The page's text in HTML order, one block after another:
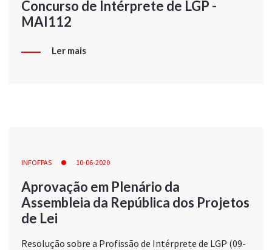
Concurso de Intérprete de LGP -
MAI112
Ler mais
INFOFPAS 10-06-2020
Aprovação em Plenário da
Assembleia da República dos Projetos
de Lei
Resolução sobre a Profissão de Intérprete de LGP (09-